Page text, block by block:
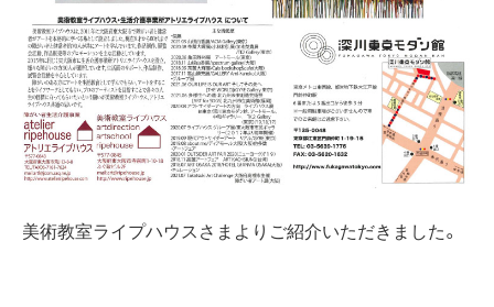
美術教室ライプハウスさまよりご紹介いただきました。